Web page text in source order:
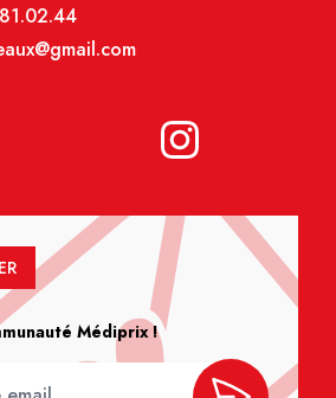
Médiprix !